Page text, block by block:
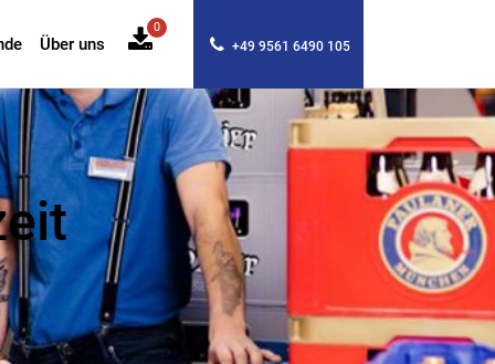
+49 9561 6490 105
Über uns
0